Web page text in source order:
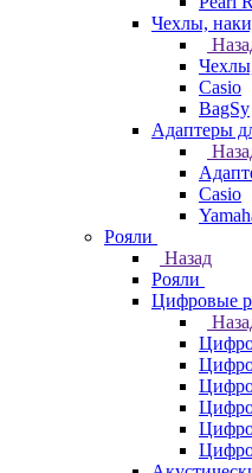
Чехлы,
Casio
BagSy
Адаптеры
Casio
Рояли
Назад
Рояли
Цифровые